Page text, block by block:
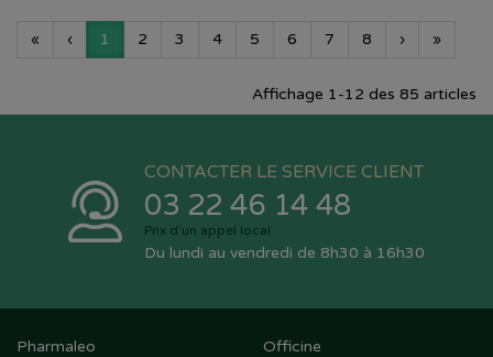
« ‹ 1 2 3 4 5 6 7 8 › »
Affichage 1-12 des 85 articles
CONTACTER LE SERVICE CLIENT
03 22 46 14 48
Prix d’un appel local
Du lundi au vendredi de 8h30 à 16h30
Pharmaleo Officine